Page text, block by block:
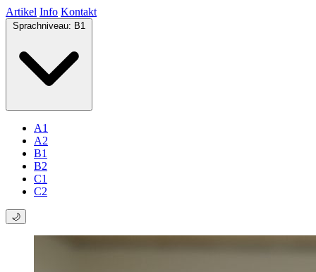
Artikel Info Kontakt
Sprachniveau: B1
A1
A2
B1
B2
C1
C2
🌙